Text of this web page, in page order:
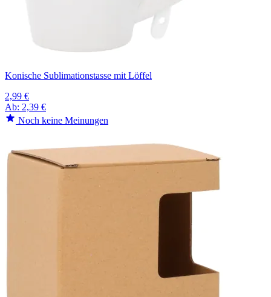
Konische Sublimationstasse mit Löffel
2,99 €
Ab: 2,39 €
Noch keine Meinungen